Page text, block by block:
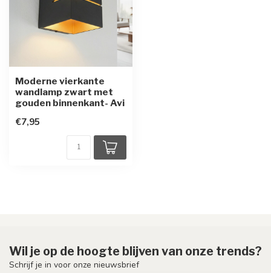
Moderne vierkante
wandlamp zwart met
gouden binnenkant- Avi
€7,95
Wil je op de hoogte blijven van onze trends?
Schrijf je in voor onze nieuwsbrief